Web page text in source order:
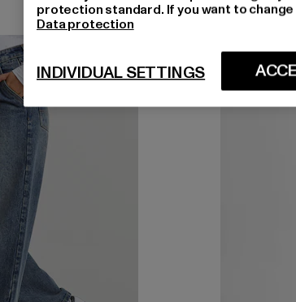
-37%
protection standard. If you want to
Data protection
INDIVIDUAL SETTINGS